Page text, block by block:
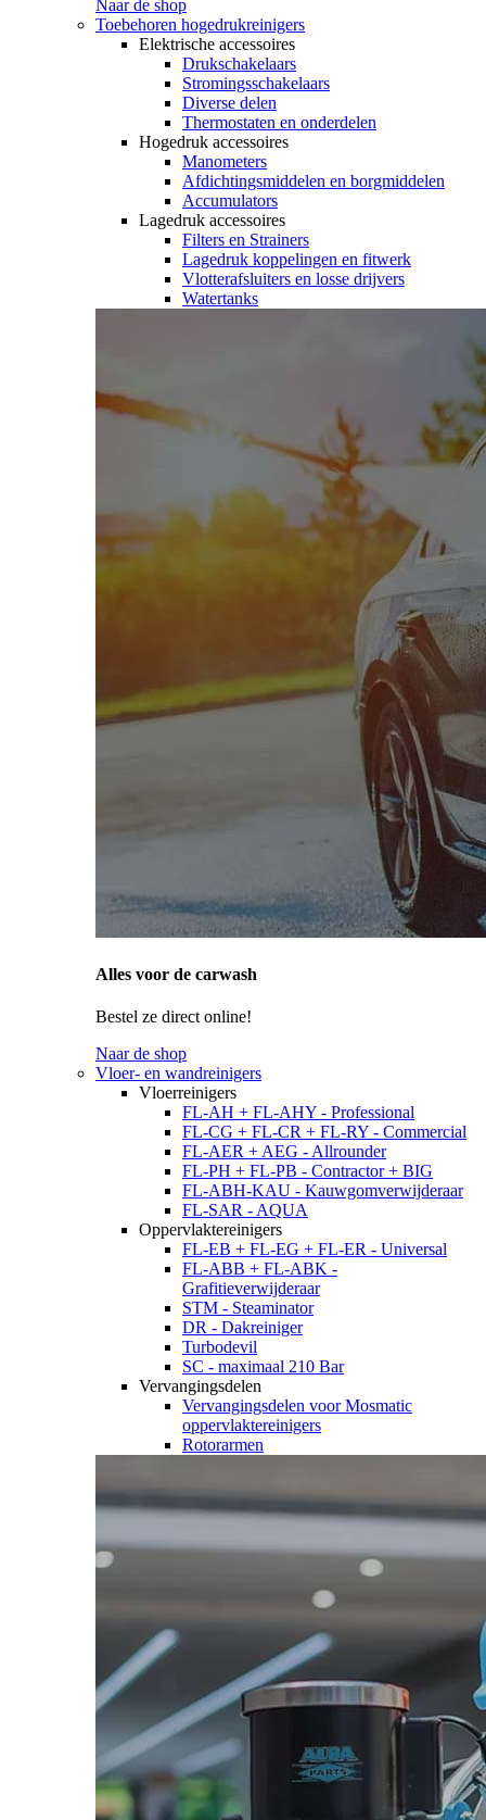
Naar de shop
Toebehoren hogedrukreinigers
Elektrische accessoires
Drukschakelaars
Stromingsschakelaars
Diverse delen
Thermostaten en onderdelen
Hogedruk accessoires
Manometers
Afdichtingsmiddelen en borgmiddelen
Accumulators
Lagedruk accessoires
Filters en Strainers
Lagedruk koppelingen en fitwerk
Vlotterafsluiters en losse drijvers
Watertanks
Alles voor de carwash
Bestel ze direct online!
Naar de shop
Vloer- en wandreinigers
Vloerreinigers
FL-AH + FL-AHY - Professional
FL-CG + FL-CR + FL-RY - Commercial
FL-AER + AEG - Allrounder
FL-PH + FL-PB - Contractor + BIG
FL-ABH-KAU - Kauwgomverwijderaar
FL-SAR - AQUA
Oppervlaktereinigers
FL-EB + FL-EG + FL-ER - Universal
FL-ABB + FL-ABK -
Grafitieverwijderaar
STM - Steaminator
DR - Dakreiniger
Turbodevil
SC - maximaal 210 Bar
Vervangingsdelen
Vervangingsdelen voor Mosmatic
oppervlaktereinigers
Rotorarmen